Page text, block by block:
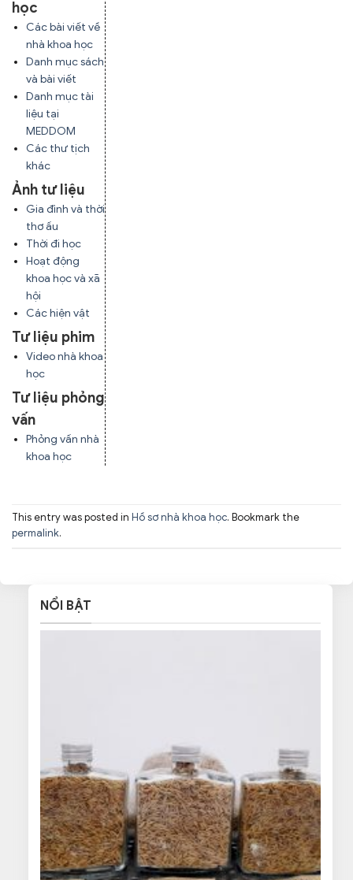
học
Các bài viết về
nhà khoa học
Danh mục sách
và bài viết
Danh mục tài
liệu tại
MEDDOM
Các thư tịch
khác
Ảnh tư liệu
Gia đình và thời
thơ ấu
Thời đi học
Hoạt động
khoa học và xã
hội
Các hiện vật
Tư liệu phim
Video nhà khoa
học
Tư liệu phỏng
vấn
Phỏng vấn nhà
khoa học
This entry was posted in Hồ sơ nhà khoa học. Bookmark the
permalink.
NỔI BẬT